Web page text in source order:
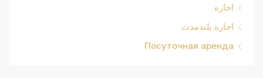
اجاره
اجاره بلندمدت
Посуточная аренда